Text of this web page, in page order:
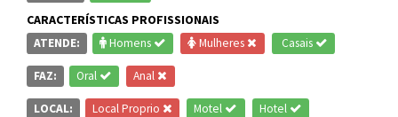
CARACTERÍSTICAS PROFISSIONAIS
ATENDE: Homens Mulheres Casais
FAZ: Oral Anal
LOCAL: Local Proprio Motel
Hotel